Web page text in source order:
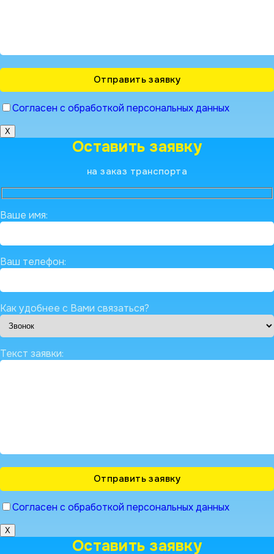
Согласен с обработкой персональных данных
X
Оставить заявку
на заказ транспорта
Ваше имя:
Ваш телефон:
Как удобнее с Вами связаться?
Текст заявки:
Согласен с обработкой персональных данных
X
Оставить заявку